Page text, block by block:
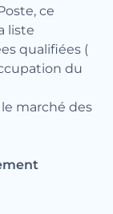
ce
liste
qualifiées (
du
marché des